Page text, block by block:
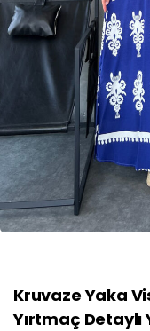
Kruvaze Yaka
Yırtmaç Detaylı